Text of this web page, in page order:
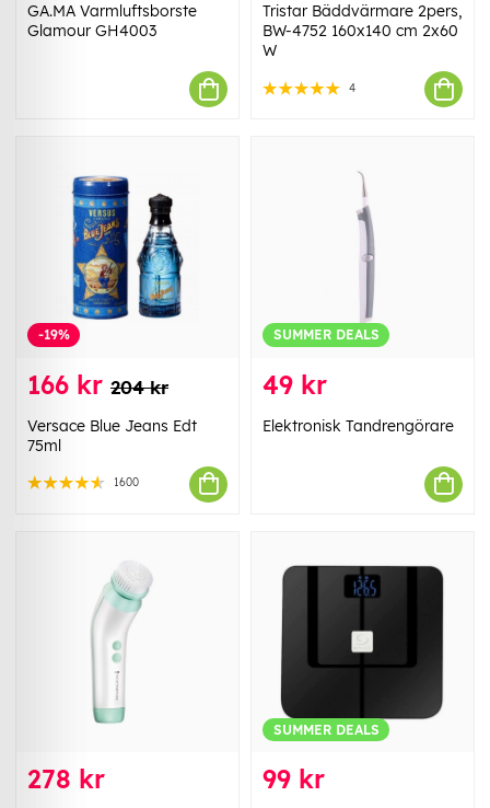
GA.MA Varmluftsborste
Glamour GH4003
Tristar Bäddvärmare 2pers,
BW-4752 160x140 cm 2x60
W
4
-19%
166 kr 204 kr
Versace Blue Jeans Edt
75ml
1600
SUMMER DEALS
49 kr
Elektronisk Tandrengörare
278 kr
SUMMER DEALS
99 kr